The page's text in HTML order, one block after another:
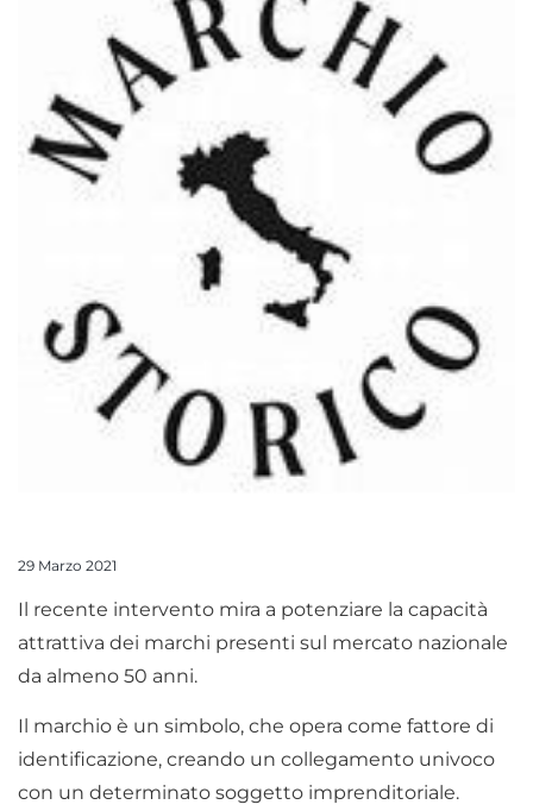
29 Marzo 2021
Il recente intervento mira a potenziare la capacità
attrattiva dei marchi presenti sul mercato nazionale
da almeno 50 anni.
Il marchio è un simbolo, che opera come fattore di
identificazione, creando un collegamento univoco
con un determinato soggetto imprenditoriale.